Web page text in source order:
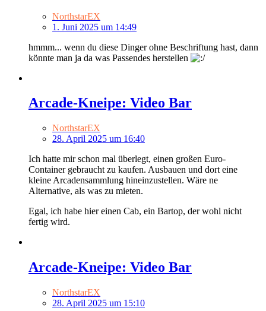
NorthstarEX
1. Juni 2025 um 14:49
hmmm... wenn du diese Dinger ohne Beschriftung hast, dann
könnte man ja da was Passendes herstellen
Arcade-Kneipe: Video Bar
NorthstarEX
28. April 2025 um 16:40
Ich hatte mir schon mal überlegt, einen großen Euro-
Container gebraucht zu kaufen. Ausbauen und dort eine
kleine Arcadensammlung hineinzustellen. Wäre ne
Alternative, als was zu mieten.
Egal, ich habe hier einen Cab, ein Bartop, der wohl nicht
fertig wird.
Arcade-Kneipe: Video Bar
NorthstarEX
28. April 2025 um 15:10